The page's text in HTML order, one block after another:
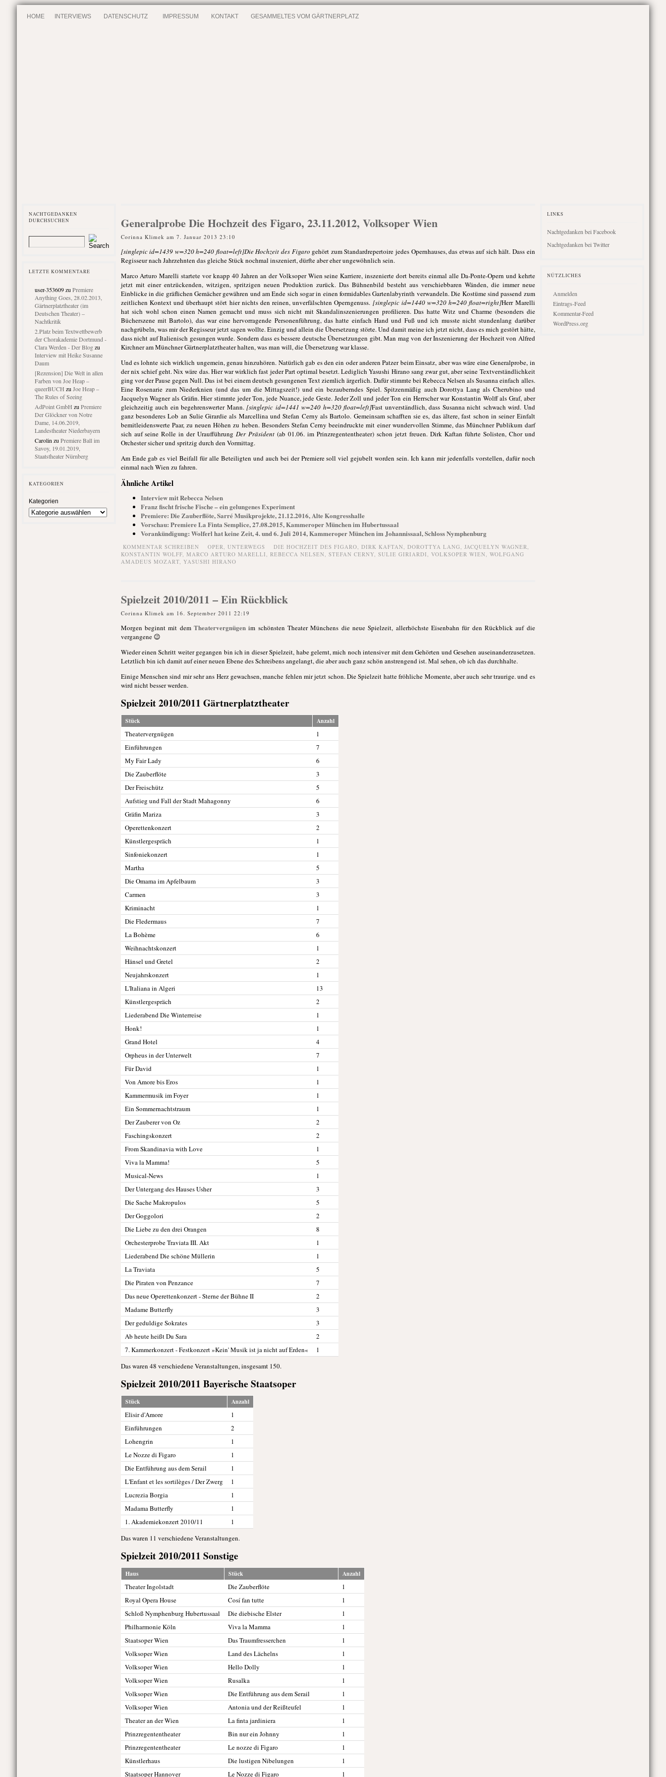
HOME INTERVIEWS DATENSCHUTZ IMPRESSUM KONTAKT GESAMMELTES VOM GÄRTNERPLATZ
NACHTGEDANKEN
DURCHSUCHEN
LETZTE KOMMENTARE
user-353609zu Premiere
Anything Goes, 28.02.2013,
Gärtnerplatztheater (im
Deutschen Theater) –
Nachtkritik
2.Platz beim Textwettbewerb
der Chorakademie Dortmund -
Clara Werden - Der Blogzu
Interview mit Heike Susanne
Daum
[Rezension] Die Welt in allen
Farben von Joe Heap –
queerBUCH zu Joe Heap –
The Rules of Seeing
AdPoint GmbH zu Premiere
Der Glöckner von Notre
Dame, 14.06.2019,
Landestheater Niederbayern
Carolin zu Premiere Ball im
Savoy, 19.01.2019,
Staatstheater Nürnberg
KATEGORIEN
Kategorien
Generalprobe Die Hochzeit des Figaro, 23.11.2012, Volksoper Wien
Corinna Klimek am 7. Januar 2013 23:10
[singlepic id=1439 w=320 h=240 float=left]Die Hochzeit des Figaro gehört zum Standardrepertoire jedes Opernhauses, das etwas auf sich hält. Dass ein
Regisseur nach Jahrzehnten das gleiche Stück nochmal inszeniert, dürfte aber eher ungewöhnlich sein.
Marco Arturo Marelli startete vor knapp 40 Jahren an der Volksoper Wien seine Karriere, inszenierte dort bereits einmal alle Da-Ponte-Opern und kehrte
jetzt mit einer entzückenden, witzigen, spritzigen neuen Produktion zurück. Das Bühnenbild besteht aus verschiebbaren Wänden, die immer neue
Einblicke in die gräflichen Gemächer gewähren und am Ende sich sogar in einen formidables Gartenlabyrinth verwandeln. Die Kostüme sind passend zum
zeitlichen Kontext und überhaupt stört hier nichts den reinen, unverfälschten Operngenuss. [singlepic id=1440 w=320 h=240 float=right]Herr Marelli
hat sich wohl schon einen Namen gemacht und muss sich nicht mit Skandalinszenierungen profilieren. Das hatte Witz und Charme (besonders die
Bücherszene mit Bartolo), das war eine hervorragende Personenführung, das hatte einfach Hand und Fuß und ich musste nicht stundenlang darüber
nachgrübeln, was mir der Regisseur jetzt sagen wollte. Einzig und allein die Übersetzung störte. Und damit meine ich jetzt nicht, dass es mich gestört hätte,
dass nicht auf Italienisch gesungen wurde. Sondern dass es bessere deutsche Übersetzungen gibt. Man mag von der Inszenierung der Hochzeit von Alfred
Kirchner am Münchner Gärtnerplatztheater halten, was man will, die Übersetzung war klasse.
Und es lohnte sich wirklich ungemein, genau hinzuhören. Natürlich gab es den ein oder anderen Patzer beim Einsatz, aber was wäre eine Generalprobe, in
der nix schief geht. Nix wäre das. Hier war wirklich fast jeder Part optimal besetzt. Lediglich Yasushi Hirano sang zwar gut, aber seine Textverständlichkeit
ging vor der Pause gegen Null. Das ist bei einem deutsch gesungenen Text ziemlich ärgerlich. Dafür stimmte bei Rebecca Nelsen als Susanna einfach alles.
Eine Rosenarie zum Niederknien (und das um die Mittagszeit!) und ein bezauberndes Spiel. Spitzenmäßig auch Dorottya Lang als Cherubino und
Jacquelyn Wagner als Gräfin. Hier stimmte jeder Ton, jede Nuance, jede Geste. Jeder Zoll und jeder Ton ein Herrscher war Konstantin Wolff als Graf, aber
gleichzeitig auch ein begehrenswerter Mann.[singlepic id=1441 w=240 h=320 float=left]Fast unverständlich, dass Susanna nicht schwach wird. Und
ganz besonderes Lob an Sulie Girardie als Marcellina und Stefan Cerny als Bartolo. Gemeinsam schafften sie es, das ältere, fast schon in seiner Einfalt
bemitleidenswerte Paar, zu neuen Höhen zu heben. Besonders Stefan Cerny beeindruckte mit einer wundervollen Stimme, das Münchner Publikum darf
sich auf seine Rolle in der UraufführungDer Präsident (ab 01.06. im Prinzregententheater) schon jetzt freuen. Dirk Kaftan führte Solisten, Chor und
Orchester sicher und spritzig durch den Vormittag.
Am Ende gab es viel Beifall für alle Beteiligten und auch bei der Premiere soll viel gejubelt worden sein. Ich kann mir jedenfalls vorstellen, dafür noch
einmal nach Wien zu fahren.
Ähnliche Artikel
Interview mit Rebecca Nelsen
Franz fischt frische Fische – ein gelungenes Experiment
Premiere: Die Zauberflöte, Sarré Musikprojekte, 21.12.2016, Alte Kongresshalle
Vorschau: Premiere La Finta Semplice, 27.08.2015, Kammeroper München im Hubertussaal
Vorankündigung: Wolferl hat keine Zeit, 4. und 6. Juli 2014, Kammeroper München im Johannissaal, Schloss Nymphenburg
KOMMENTAR SCHREIBEN OPER, UNTERWEGS DIE HOCHZEIT DES FIGARO, DIRK KAFTAN, DOROTTYA LANG, JACQUELYN WAGNER,
KONSTANTIN WOLFF, MARCO ARTURO MARELLI, REBECCA NELSEN, STEFAN CERNY, SULIE GIRIARDI, VOLKSOPER WIEN, WOLFGANG
AMADEUS MOZART, YASUSHI HIRANO
Spielzeit 2010/2011 – Ein Rückblick
Corinna Klimek am 16. September 2011 22:19
Morgen beginnt mit dem Theatervergnügenim schönsten Theater Münchens die neue Spielzeit, allerhöchste Eisenbahn für den Rückblick auf die
vergangene 😉
Wieder einen Schritt weiter gegangen bin ich in dieser Spielzeit, habe gelernt, mich noch intensiver mit dem Gehörten und Gesehen auseinanderzusetzen.
Letztlich bin ich damit auf einer neuen Ebene des Schreibens angelangt, die aber auch ganz schön anstrengend ist. Mal sehen, ob ich das durchhalte.
Einige Menschen sind mir sehr ans Herz gewachsen, manche fehlen mir jetzt schon. Die Spielzeit hatte fröhliche Momente, aber auch sehr traurige. und es
wird nicht besser werden.
Spielzeit 2010/2011 Gärtnerplatztheater
Stück Anzahl
Theatervergnügen
1
Einführungen
7
My Fair Lady
6
Die Zauberflöte
3
Der Freischütz
5
Aufstieg und Fall der Stadt Mahagonny
6
Gräfin Mariza
3
Operettenkonzert
2
Künstlergespräch
1
Sinfoniekonzert
1
Martha
5
Die Omama im Apfelbaum
3
Carmen
3
Kriminacht
1
Die Fledermaus
7
La Bohème
6
Weihnachtskonzert
1
Hänsel und Gretel
2
Neujahrskonzert
1
L'Italiana in Algeri
13
Künstlergespräch
2
Liederabend Die Winterreise
1
Honk!
1
Grand Hotel
4
Orpheus in der Unterwelt
7
Für David
1
Von Amore bis Eros
1
Kammermusik im Foyer
1
Ein Sommernachtstraum
1
Der Zauberer von Oz
2
Faschingskonzert
2
From Skandinavia with Love
1
Viva la Mamma!
5
Musical-News
1
Der Untergang des Hauses Usher
3
Die Sache Makropulos
5
Der Goggolori
2
Die Liebe zu den drei Orangen
8
Orchesterprobe Traviata III. Akt
1
Liederabend Die schöne Müllerin
1
La Traviata
5
Die Piraten von Penzance
7
Das neue Operettenkonzert - Sterne der Bühne II
2
Madame Butterfly
3
Der geduldige Sokrates
3
Ab heute heißt Du Sara
2
7. Kammerkonzert - Festkonzert »Kein' Musik ist ja nicht auf Erden«
1
Das waren 48 verschiedene Veranstaltungen, insgesamt 150.
Spielzeit 2010/2011 Bayerische Staatsoper
Stück Anzahl
Elisir d'Amore
1
Einführungen
2
Lohengrin
1
Le Nozze di Figaro
1
Die Entführung aus dem Serail
1
L'Enfant et les sortilèges / Der Zwerg
1
Lucrezia Borgia
1
Madama Butterfly
1
1. Akademiekonzert 2010/11
1
Das waren 11 verschiedene Veranstaltungen.
Spielzeit 2010/2011 Sonstige
Haus Stück Anzahl
Theater Ingolstadt Die Zauberflöte
1
Royal Opera House
Cosí fan tutte
1
Schloß Nymphenburg Hubertussaal
Die diebische Elster
1
Philharmonie Köln
Viva la Mamma
1
Staatsoper Wien
Das Traumfresserchen
1
Volksoper Wien
Land des Lächelns
1
Volksoper Wien
Hello Dolly
1
Volksoper Wien
Rusalka
1
Volksoper Wien
Die Entführung aus dem Serail
1
Volksoper Wien
Antonia und der Reißteufel
1
Theater an der Wien
La finta jardiniera
1
Prinzregententheater
Bin nur ein Johnny
1
Prinzregententheater
Le nozze di Figaro
1
Künstlerhaus
Die lustigen Nibelungen
1
Staatsoper Hannover
Le Nozze di Figaro 1
LINKS
Nachtgedanken bei Facebook
Nachtgedanken bei Twitter
NÜTZLICHES
Anmelden
Eintrags-Feed
Kommentar-Feed
WordPress.org